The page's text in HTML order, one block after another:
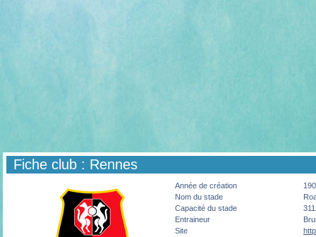
Fiche club : Rennes
Année de création
Nom du stade
Capacité du stade
Entraineur
Site